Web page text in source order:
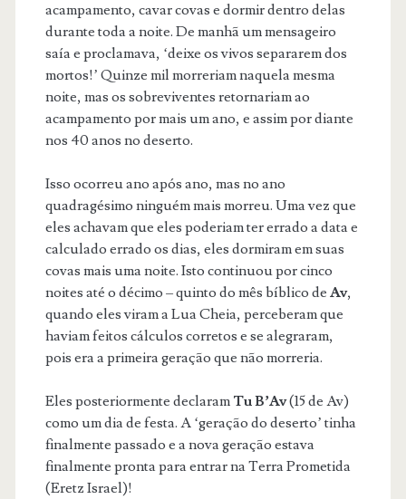
acampamento, cavar covas e dormir dentro delas
durante toda a noite. De manhã um mensageiro
saía e proclamava, ‘deixe os vivos separarem dos
mortos!’ Quinze mil morreriam naquela mesma
noite, mas os sobreviventes retornariam ao
acampamento por mais um ano, e assim por diante
nos 40 anos no deserto.
Isso ocorreu ano após ano, mas no ano
quadragésimo ninguém mais morreu. Uma vez que
eles achavam que eles poderiam ter errado a data e
calculado errado os dias, eles dormiram em suas
covas mais uma noite. Isto continuou por cinco
noites até o décimo – quinto do mês bíblico de Av,
quando eles viram a Lua Cheia, perceberam que
haviam feitos cálculos corretos e se alegraram,
pois era a primeira geração que não morreria.
Eles posteriormente declaram Tu B’Av(15 de Av)
como um dia de festa. A ‘geração do deserto’ tinha
finalmente passado e a nova geração estava
finalmente pronta para entrar na Terra Prometida
(Eretz Israel)!